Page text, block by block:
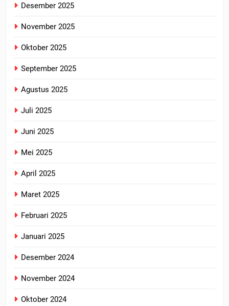
Desember 2025
November 2025
Oktober 2025
September 2025
Agustus 2025
Juli 2025
Juni 2025
Mei 2025
April 2025
Maret 2025
Februari 2025
Januari 2025
Desember 2024
November 2024
Oktober 2024